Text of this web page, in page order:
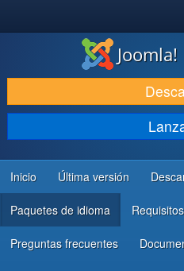
DESCARGAR
DESCUBRE Y APRENDE
COMUNIDAD Y AYUDA
RECURSOS PARA
Inicio Última versión
Paquetes de idioma
Preguntas frecuentes